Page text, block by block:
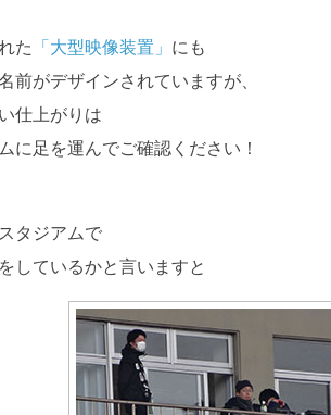
た
「大型映像装置」 にも
前がデザインされていますが、
仕上がりは
に足を運んでご確認ください！
タジアムで
しているかと言いますと